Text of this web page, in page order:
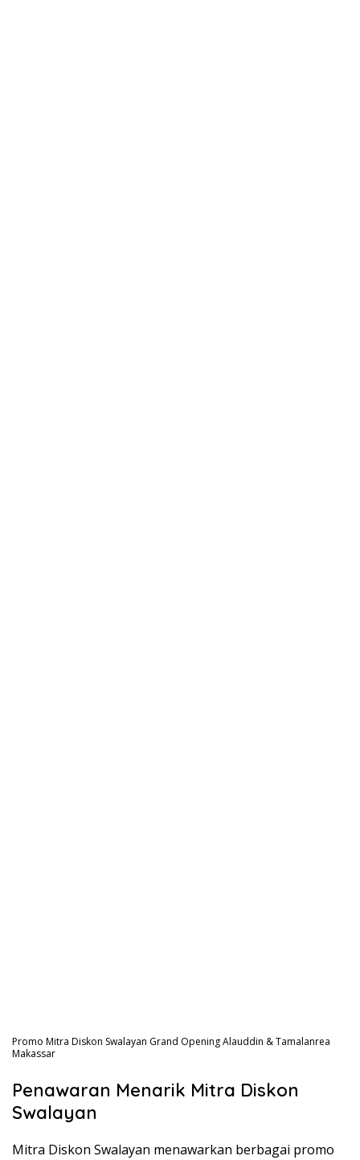
Promo Mitra Diskon Swalayan Grand Opening Alauddin & Tamalanrea
Makassar
Penawaran Menarik Mitra Diskon
Swalayan
Mitra Diskon Swalayan menawarkan berbagai promo